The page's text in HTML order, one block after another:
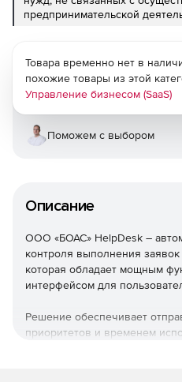
предпринимательской
Описание
ООО «БОАС» HelpDesk –
контроля выполнения
которая обладает мощным
интерфейсом для
Решение обеспечивает
приоритетов и временем
Товара временно нет в
похожие товары из этой
Управление бизнесом (SaaS)
Поможем с выбором